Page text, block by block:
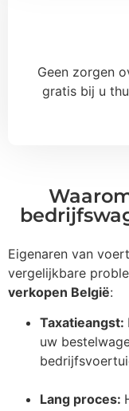
Geen zorgen
gratis bij u
Eigenaren van
vergelijkbare
verkopen België:
Taxatieangst:
uw
Lang proces: